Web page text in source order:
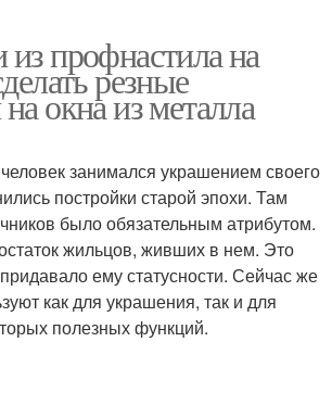
профнастила на
резные
окна из металла
занимался украшением своего
постройки старой эпохи. Там
было обязательным атрибутом.
жильцов, живших в нем. Это
ему статусности. Сейчас же
как для украшения, так и для
полезных функций.